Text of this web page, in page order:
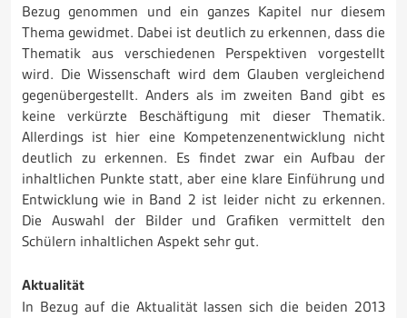
Bezug genommen und ein ganzes Kapitel nur diesem
Thema gewidmet. Dabei ist deutlich zu erkennen, dass die
Thematik aus verschiedenen Perspektiven vorgestellt
wird. Die Wissenschaft wird dem Glauben vergleichend
gegenübergestellt. Anders als im zweiten Band gibt es
keine verkürzte Beschäftigung mit dieser Thematik.
Allerdings ist hier eine Kompetenzenentwicklung nicht
deutlich zu erkennen. Es findet zwar ein Aufbau der
inhaltlichen Punkte statt, aber eine klare Einführung und
Entwicklung wie in Band 2 ist leider nicht zu erkennen.
Die Auswahl der Bilder und Grafiken vermittelt den
Schülern inhaltlichen Aspekt sehr gut.
Aktualität
In Bezug auf die Aktualität lassen sich die beiden 2013